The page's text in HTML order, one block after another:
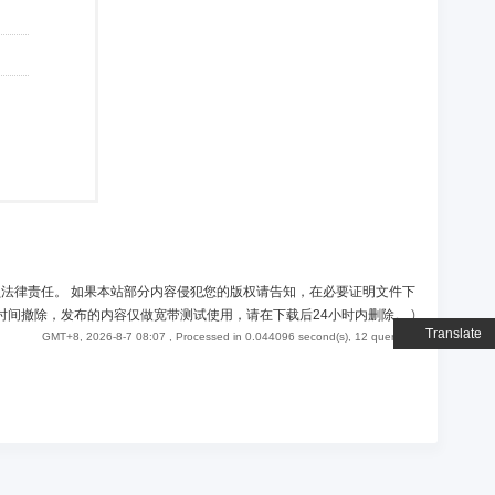
Translate
律责任。 如果本站部分内容侵犯您的版权请告知，在必要证明文件下
间撤除，发布的内容仅做宽带测试使用，请在下载后24小时内删除。)
GMT+8, 2026-8-7 08:07 , Processed in 0.044096 second(s), 12 queries .